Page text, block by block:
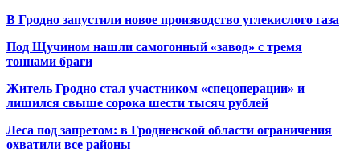
В Гродно запустили новое производство углекислого газа
Под Щучином нашли самогонный «завод» с тремя
тоннами браги
Житель Гродно стал участником «спецоперации» и
лишился свыше сорока шести тысяч рублей
Леса под запретом: в Гродненской области ограничения
охватили все районы